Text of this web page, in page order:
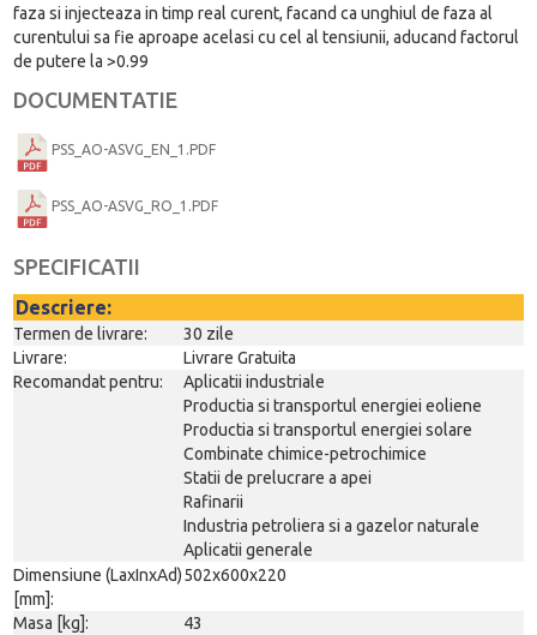
faza si injecteaza in timp real curent, facand ca unghiul de faza al
curentului sa fie aproape acelasi cu cel al tensiunii, aducand factorul
de putere la >0.99
DOCUMENTATIE
PSS_AO-ASVG_EN_1.PDF
PSS_AO-ASVG_RO_1.PDF
SPECIFICATII
Descriere:
Termen de livrare:
30 zile
Livrare:
Livrare Gratuita
Recomandat pentru:
Aplicatii industriale
Productia si transportul energiei eoliene
Productia si transportul energiei solare
Combinate chimice-petrochimice
Statii de prelucrare a apei
Rafinarii
Industria petroliera si a gazelor naturale
Aplicatii generale
Dimensiune (LaxInxAd)
[mm]:
502x600x220
Masa [kg]:
43